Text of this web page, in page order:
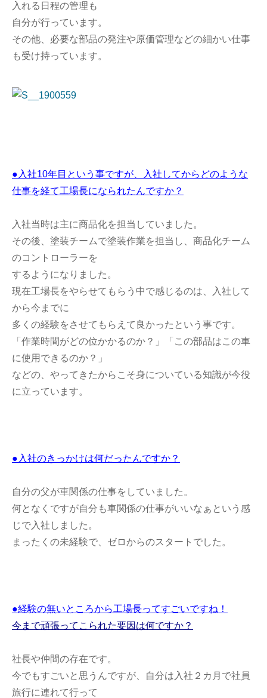
入れる日程の管理も
自分が行っています。
その他、必要な部品の発注や原価管理などの細かい仕事
も受け持っています。
●入社10年目という事ですが、入社してからどのような
仕事を経て工場長になられたんですか？
入社当時は主に商品化を担当していました。
その後、塗装チームで塗装作業を担当し、商品化チーム
のコントローラーを
するようになりました。
現在工場長をやらせてもらう中で感じるのは、入社して
から今までに
多くの経験をさせてもらえて良かったという事です。
「作業時間がどの位かかるのか？」「この部品はこの車
に使用できるのか？」
などの、やってきたからこそ身についている知識が今役
に立っています。
●入社のきっかけは何だったんですか？
自分の父が車関係の仕事をしていました。
何となくですが自分も車関係の仕事がいいなぁという感
じで入社しました。
まったくの未経験で、ゼロからのスタートでした。
●経験の無いところから工場長ってすごいですね！
今まで頑張ってこられた要因は何ですか？
社長や仲間の存在です。
今でもすごいと思うんですが、自分は入社２カ月で社員
旅行に連れて行って